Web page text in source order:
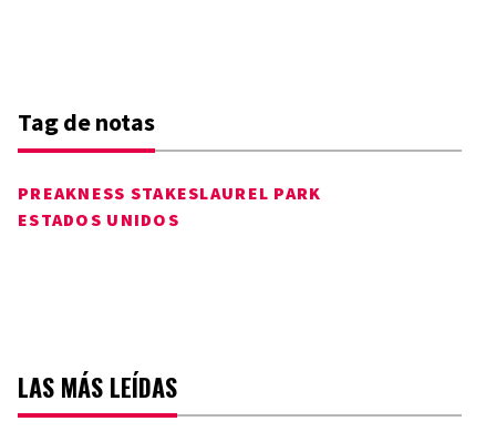
Tag de notas
PREAKNESS STAKESLAUREL PARK
ESTADOS UNIDOS
LAS MÁS LEÍDAS